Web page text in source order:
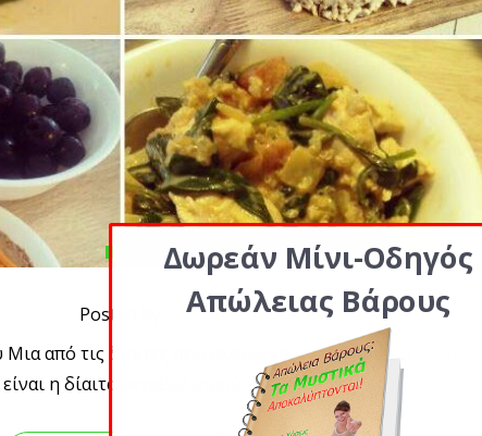
Posted By
από τις δίαιτες που ακούω να κυκλοφορεί τελευταία
είναι η δίαιτα μεταβολισμού
Δωρεάν Μίνι-Οδηγός
Απώλειας Βάρους